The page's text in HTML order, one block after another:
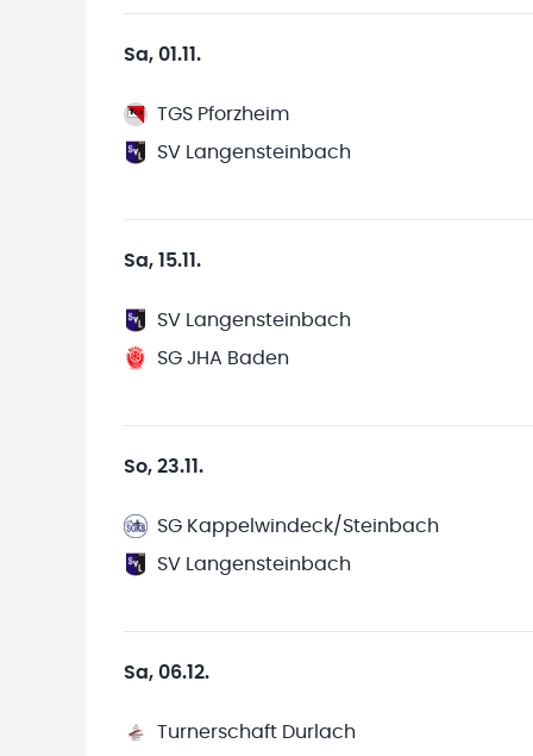
Sa, 01.11.
TGS Pforzheim
SV Langensteinbach
Sa, 15.11.
SV Langensteinbach
SG JHA Baden
So, 23.11.
SG Kappelwindeck/Steinbach
SV Langensteinbach
Sa, 06.12.
Turnerschaft Durlach